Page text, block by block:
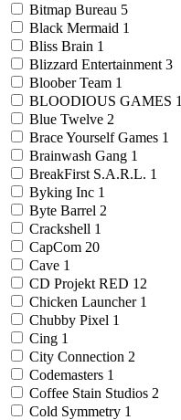
Bitmap Bureau 5
Black Mermaid 1
Bliss Brain 1
Blizzard Entertainment 3
Bloober Team 1
BLOODIOUS GAMES 1
Blue Twelve 2
Brace Yourself Games 1
Brainwash Gang 1
BreakFirst S.A.R.L. 1
Byking Inc 1
Byte Barrel 2
Crackshell 1
CapCom 20
Cave 1
CD Projekt RED 12
Chicken Launcher 1
Chubby Pixel 1
Cing 1
City Connection 2
Codemasters 1
Coffee Stain Studios 2
Cold Symmetry 1